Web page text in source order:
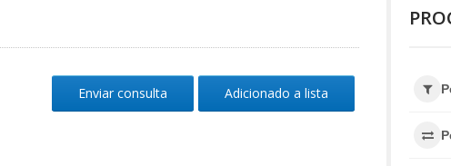
Enviar consulta Adicionado a lista